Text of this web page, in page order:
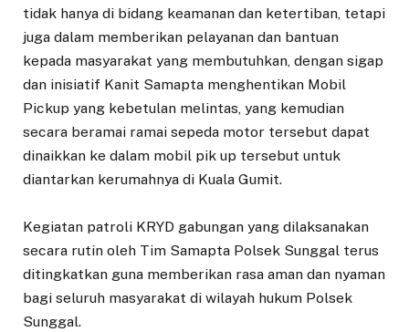
tidak hanya di bidang keamanan dan ketertiban, tetapi
juga dalam memberikan pelayanan dan bantuan
kepada masyarakat yang membutuhkan, dengan sigap
dan inisiatif Kanit Samapta menghentikan Mobil
Pickup yang kebetulan melintas, yang kemudian
secara beramai ramai sepeda motor tersebut dapat
dinaikkan ke dalam mobil pik up tersebut untuk
diantarkan kerumahnya di Kuala Gumit.
‎Kegiatan patroli KRYD gabungan yang dilaksanakan
secara rutin oleh Tim Samapta Polsek Sunggal terus
ditingkatkan guna memberikan rasa aman dan nyaman
bagi seluruh masyarakat di wilayah hukum Polsek
Sunggal.